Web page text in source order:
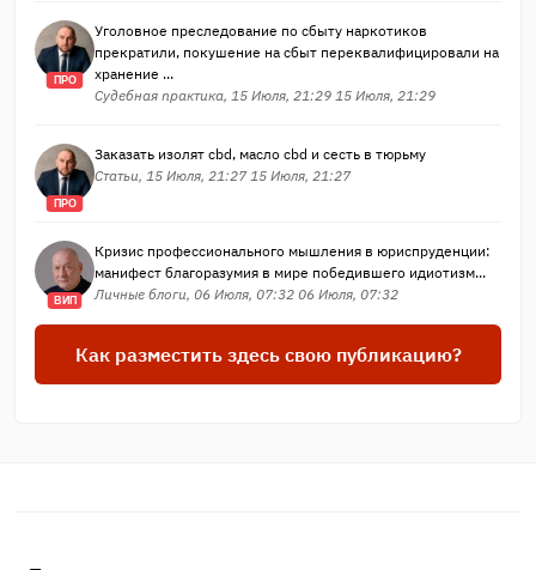
ПРО
Уголовное преследование по сбыту наркотиков
прекратили, покушение на сбыт переквалифицировали на
хранение ...
Судебная практика, 15 Июля, 21:29 15 Июля, 21:29
ПРО
Заказать изолят cbd, масло cbd и сесть в тюрьму
Статьи, 15 Июля, 21:27 15 Июля, 21:27
ВИП
Кризис профессионального мышления в юриспруденции:
манифест благоразумия в мире победившего идиотизм...
Личные блоги, 06 Июля, 07:32 06 Июля, 07:32
Как разместить здесь свою публикацию?